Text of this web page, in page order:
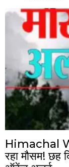
Himachal
रहा मौसम! छह